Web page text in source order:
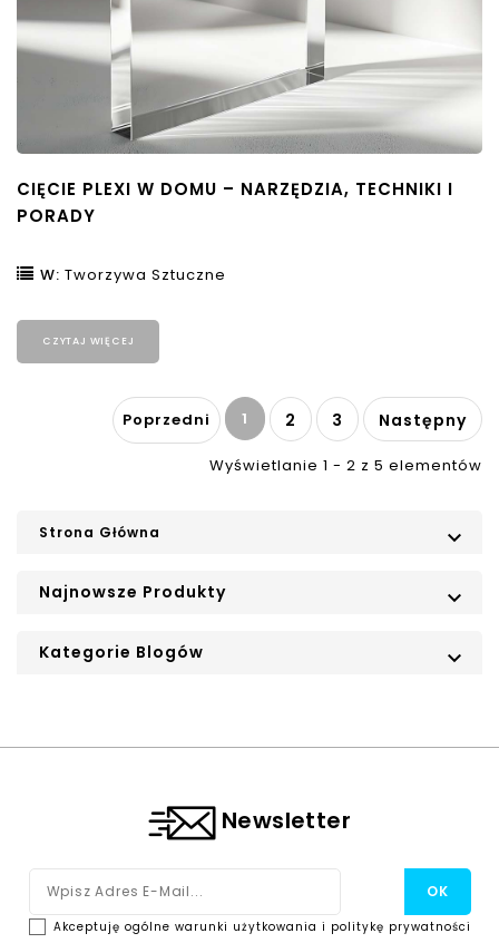
CIĘCIE PLEXI W DOMU – NARZĘDZIA, TECHNIKI I
PORADY
W: Tworzywa Sztuczne
CZYTAJ WIĘCEJ
Poprzedni 1 2 3 Następny
Wyświetlanie 1 - 2 z 5 elementów
Strona Główna 
Najnowsze Produkty 
Kategorie Blogów 
Newsletter
Akceptuję ogólne warunki użytkowania i politykę prywatności